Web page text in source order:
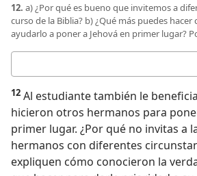
12. a) ¿Por qué es bueno que invitemos a
curso de la Biblia? b) ¿Qué más puedes
ayudarlo a poner a Jehová en primer lugar?
12 Al estudiante también le
hicieron otros hermanos para
primer lugar. ¿Por qué no invitas a
hermanos con diferentes
expliquen cómo conocieron la